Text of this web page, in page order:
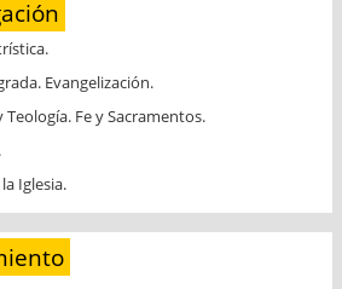
Evangelización.
Teología. Fe y Sacramentos.
Iglesia.